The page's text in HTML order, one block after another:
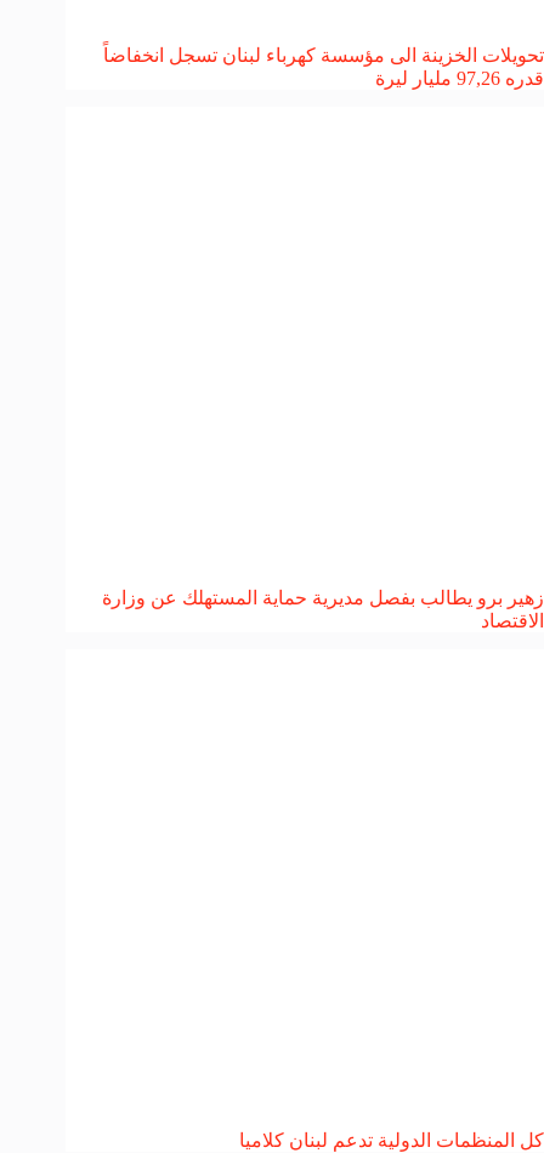
تحويلات الخزينة الى مؤسسة كهرباء لبنان تسجل انخفاضاً
قدره 97,26 مليار ليرة
زهير برو يطالب بفصل مديرية حماية المستهلك عن وزارة
الاقتصاد
كل المنظمات الدولية تدعم لبنان كلاميا